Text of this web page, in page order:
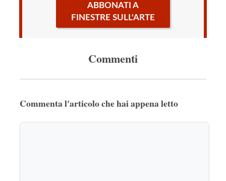
ABBONATI A
FINESTRE SULL'ARTE
Commenti
Commenta l'articolo che hai appena letto